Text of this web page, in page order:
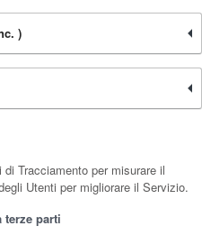
)
Tracciamento per misurare il
Utenti per migliorare il Servizio.
terze parti